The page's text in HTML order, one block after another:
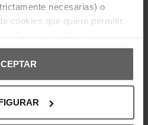
necesarias) o
cookies que quiere permitir.